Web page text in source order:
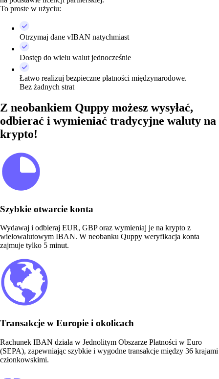
To proste w użyciu:
Otrzymaj dane vIBAN natychmiast
Dostęp do wielu walut jednocześnie
Łatwo realizuj bezpieczne płatności międzynarodowe.
Bez żadnych strat
Z neobankiem Quppy możesz wysyłać,
odbierać i wymieniać tradycyjne waluty na
krypto!
Szybkie otwarcie konta
Wydawaj i odbieraj EUR, GBP oraz wymieniaj je na krypto z
wielowalutowym IBAN. W neobanku Quppy weryfikacja konta
zajmuje tylko 5 minut.
Transakcje w Europie i okolicach
Rachunek IBAN działa w Jednolitym Obszarze Płatności w Euro
(SEPA), zapewniając szybkie i wygodne transakcje między 36 krajami
członkowskimi.